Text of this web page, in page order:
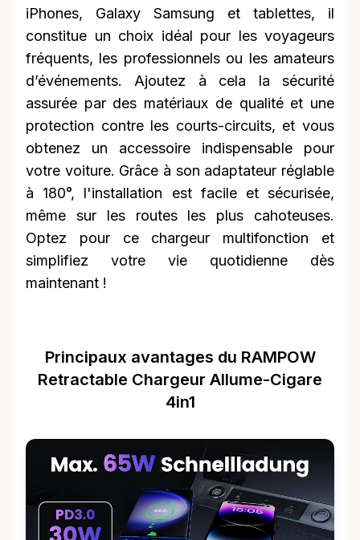
iPhones, Galaxy Samsung et tablettes, il
constitue un choix idéal pour les voyageurs
fréquents, les professionnels ou les amateurs
d’événements. Ajoutez à cela la sécurité
assurée par des matériaux de qualité et une
protection contre les courts-circuits, et vous
obtenez un accessoire indispensable pour
votre voiture. Grâce à son adaptateur réglable
à 180°, l'installation est facile et sécurisée,
même sur les routes les plus cahoteuses.
Optez pour ce chargeur multifonction et
simplifiez votre vie quotidienne dès
maintenant !
Principaux avantages du RAMPOW
Retractable Chargeur Allume-Cigare
4in1